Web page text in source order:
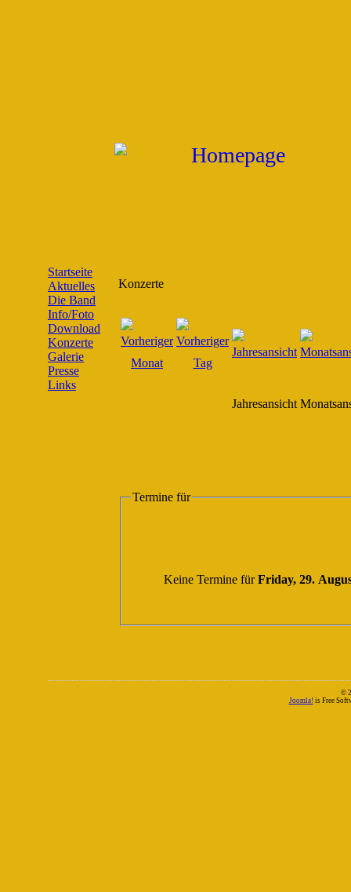
Startseite
Aktuelles
Die Band
Info/Foto
Download
Konzerte
Galerie
Presse
Links
Konzerte
Jahresansicht
Termine für
Keine Termine fürFriday, 29.
©
Joomla! is Free